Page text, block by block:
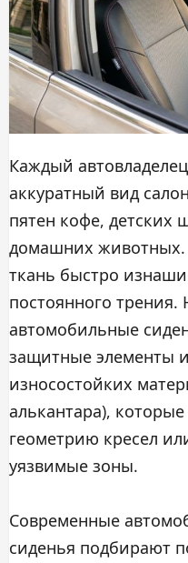
Каждый
аккуратный вид
пятен кофе, детских
домашних животных.
ткань быстро
постоянного
автомобильные
защитные элементы
износостойких
алькантара),
геометрию кресел
уязвимые зоны.
Современные
сиденья подбирают